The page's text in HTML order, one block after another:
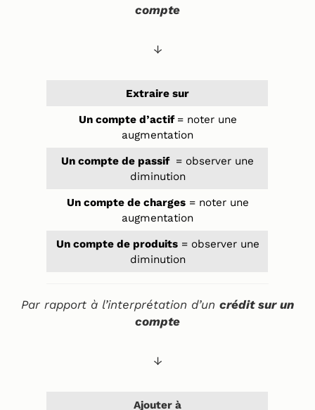
compte
↓
Extraire sur
Un compte d’actif = noter une
augmentation
Un compte de passif = observer une
diminution
Un compte de charges= noter une
augmentation
Un compte de produits= observer une
diminution
Par rapport à l’interprétation d’un crédit sur un
compte
↓
Ajouter à